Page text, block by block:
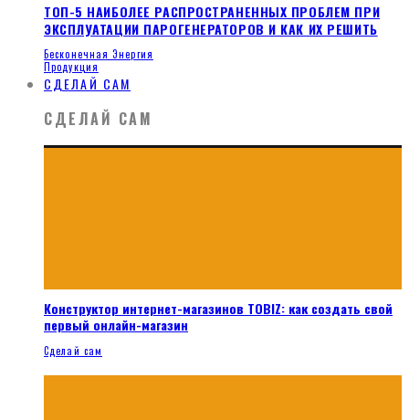
ТОП-5 НАИБОЛЕЕ РАСПРОСТРАНЕННЫХ ПРОБЛЕМ ПРИ
ЭКСПЛУАТАЦИИ ПАРОГЕНЕРАТОРОВ И КАК ИХ РЕШИТЬ
Бесконечная Энергия
Продукция
СДЕЛАЙ САМ
СДЕЛАЙ САМ
Конструктор интернет-магазинов TOBIZ: как создать свой
первый онлайн-магазин
Сделай сам